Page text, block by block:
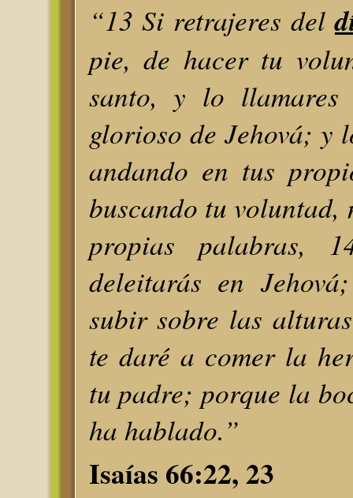
“13 Si retrajeres del
pie, de hacer tu
santo, y lo llamares
glorioso de Jehová; y
andando en tus
buscando tu
propias palabras,
deleitarás en
subir sobre las
te daré a comer la
tu padre; porque la
ha hablado.”
Isaías 66:22, 23